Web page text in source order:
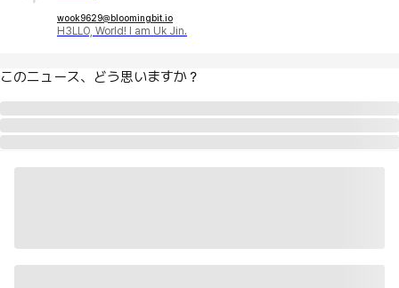
wook9629@bloomingbit.io
H3LLO, World! I am Uk Jin.
このニュース、どう思いますか？